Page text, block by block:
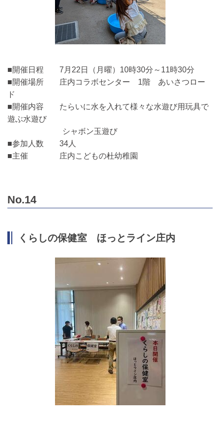
■開催日程 7月22日（月曜）10時30分～11時30分
■開催場所 庄内コラボセンター 1階 あいさつロー
ド
■開催内容 たらいに水を入れて様々な水遊び用玩具で
遊ぶ水遊び
シャボン玉遊び
■参加人数 34人
■主催 庄内こどもの杜幼稚園
No.14
くらしの保健室 ほっとライン庄内